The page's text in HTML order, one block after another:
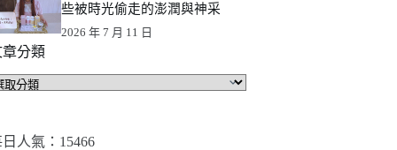
些被時光偷走的澎潤與神采
2026 年 7 月 11 日
分類
人氣：15466